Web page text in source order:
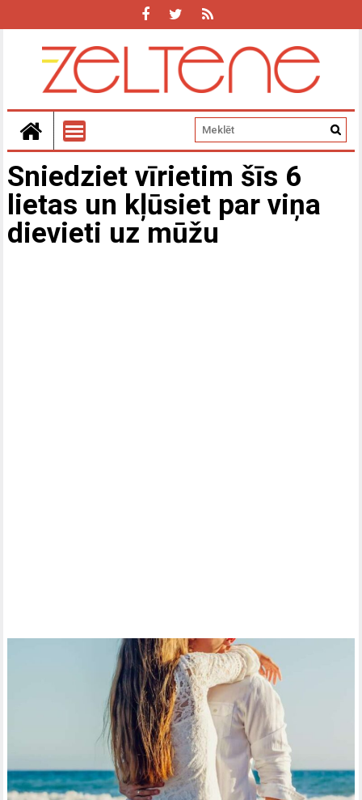
Sniedziet vīrietim šīs 6
lietas un kļūsiet par viņa
dievieti uz mūžu